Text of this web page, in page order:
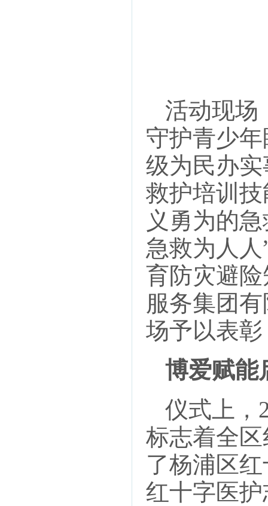
活动现场
守护青少
级为民办
救护培训
义勇为的
急救为人
育防灾避
服务集团
场予以表
博爱赋能
仪式上，
标志着全
了杨浦区
红十字医